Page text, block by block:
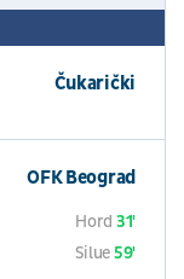
Čukarički
OFK Beograd
Hord 31'
Silue59'